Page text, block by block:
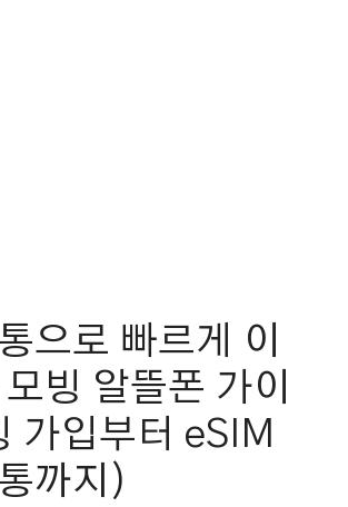
으로 빠르게 이
빙 알뜰폰 가이
가입부터 eSIM
까지)